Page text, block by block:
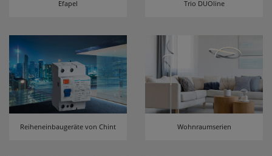
Efapel Trio DUOline
Reiheneinbaugeräte von Chint Wohnraumserien
erneutem Aufruf die entsprechende Auswahl
Google Maps
Konfiguration speichern
Alle Cookies akzeptieren